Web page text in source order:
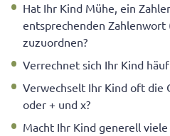
Hat Ihr Kind Mühe, ein
entsprechenden Zahlenwort
zuzuordnen?
Verrechnet sich Ihr Kind
Verwechselt Ihr Kind oft die
oder + und x?
Macht Ihr Kind generell